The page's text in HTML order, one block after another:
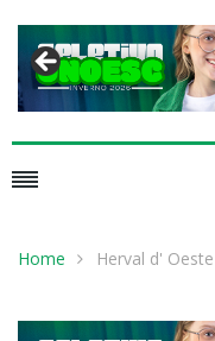
Home Herval d' Oeste